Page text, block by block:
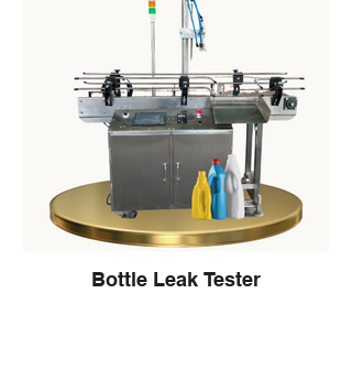
Bottle Leak Tester